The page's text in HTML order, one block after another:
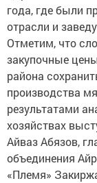
года, где были
отрасли и
Отметим, что
закупочные
района
производства
результатами
хозяйствах
Айваз Абязов,
объединения
«Племя»